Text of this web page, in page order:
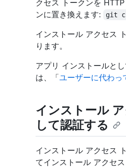
クセス トークンを
ンに置き換えます:
git
インストール アクセス
ります。
アプリ インストールと
は、「ユーザーに代わ
インストール
して認証する
インストール アクセス
てインストール アクセ